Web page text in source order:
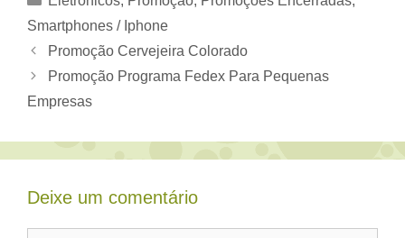
Smartphones / Iphone
Promoção Cervejeira Colorado
Promoção Programa Fedex Para Pequenas
Empresas
Deixe um comentário